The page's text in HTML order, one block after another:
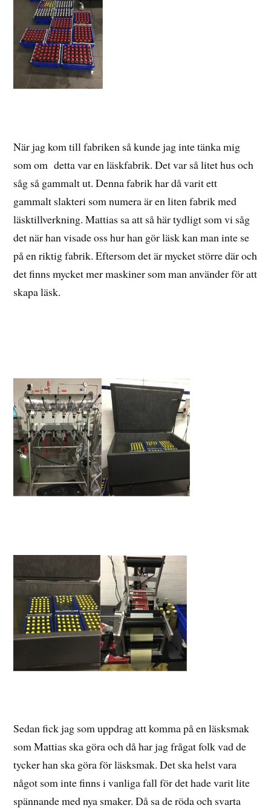
När jag kom till fabriken så kunde jag inte tänka mig
som om detta var en läskfabrik. Det var så litet hus och
såg så gammalt ut. Denna fabrik har då varit ett
gammalt slakteri som numera är en liten fabrik med
läsktillverkning. Mattias sa att så här tydligt som vi såg
det när han visade oss hur han gör läsk kan man inte se
på en riktig fabrik. Eftersom det är mycket större där och
det finns mycket mer maskiner som man använder för att
skapa läsk.
Sedan fick jag som uppdrag att komma på en läsksmak
som Mattias ska göra och då har jag frågat folk vad de
tycker han ska göra för läsksmak. Det ska helst vara
något som inte finns i vanliga fall för det hade varit lite
spännande med nya smaker. Då sa de röda och svarta